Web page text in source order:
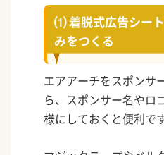
⑴ 着脱式広告シー
みをつくる
エアアーチをスポンサ
ら、スポンサー名やロ
様にしておくと便利で